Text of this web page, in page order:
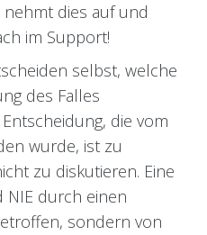
nehmt dies auf und
im Support!
selbst, welche
des Falles
die vom
wurde, ist zu
zu diskutieren. Eine
NIE durch einen
sondern von